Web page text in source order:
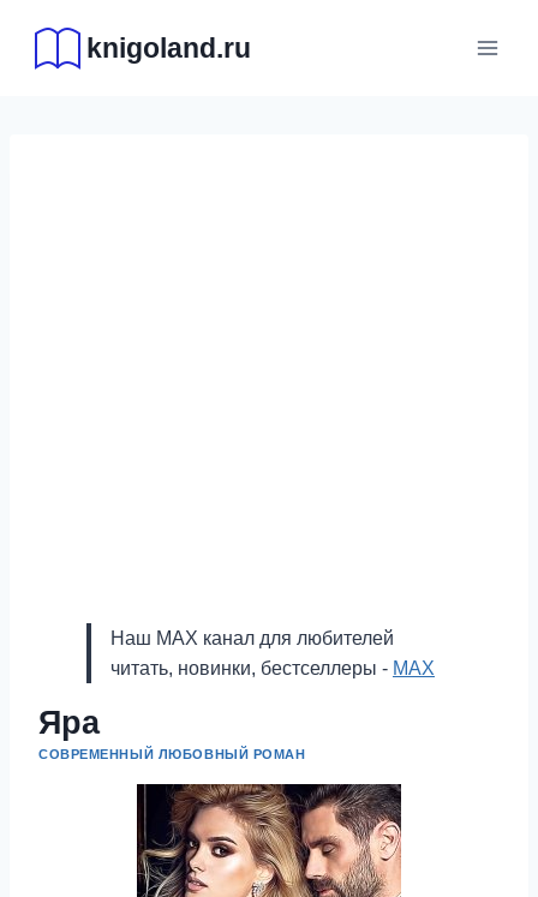
содержимому
knigoland.ru
Наш MAX канал для любителей
читать, новинки, бестселлеры - MAX
Яра
СОВРЕМЕННЫЙ ЛЮБОВНЫЙ РОМАН